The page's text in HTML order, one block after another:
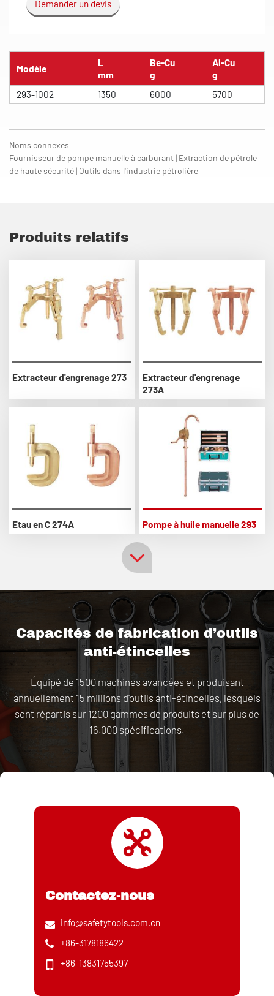
Demander un devis
Modèle
L
mm
Be-Cu
g
Al-Cu
g
293-1002
1350 6000 5700
Noms connexes
Fournisseur de pompe manuelle à carburant | Extraction de pétrole
de haute sécurité | Outils dans l'industrie pétrolière
Produits relatifs
Extracteur d'engrenage 273
Extracteur d'engrenage
273A
Etau en C 274A Pompe à huile manuelle 293
Capacités de fabrication d’outils
anti-étincelles
Équipé de 1500 machines avancées et produisant
annuellement 15 millions d'outils anti-étincelles, lesquels
sont répartis sur 1200 gammes de produits et sur plus de
16.000 spécifications.
Contactez-nous
info@safetytools.com.cn
+86-3178186422
+86-13831755397